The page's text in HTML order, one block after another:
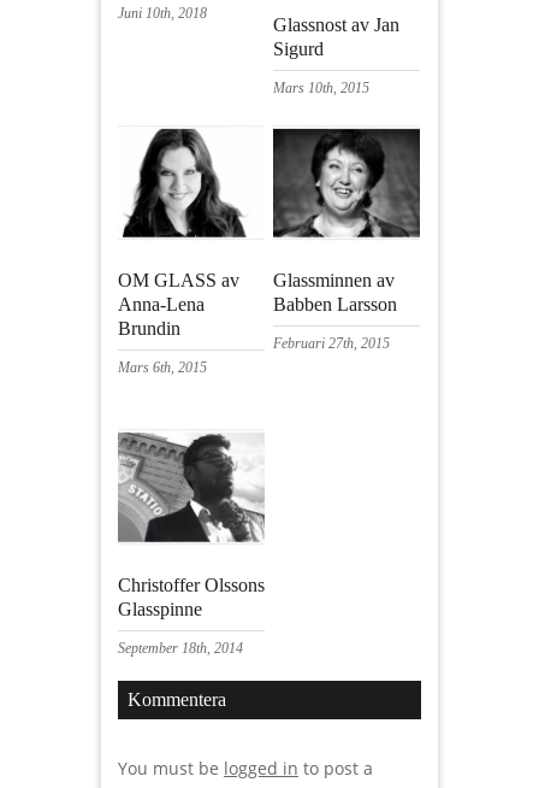
Juni 10th, 2018
Glassnost av Jan
Sigurd
Mars 10th, 2015
OM GLASS av
Anna-Lena
Brundin
Mars 6th, 2015
Glassminnen av
Babben Larsson
Februari 27th, 2015
Christoffer Olssons
Glasspinne
September 18th, 2014
Kommentera
You must be logged in to post a